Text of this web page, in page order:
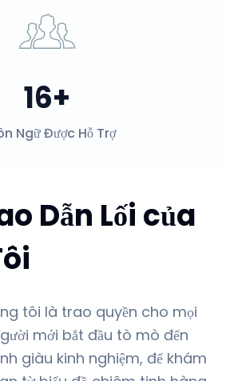
16+
Ngữ Được Hỗ Trợ
Dẫn Lối của
tôi là trao quyền cho mọi
mới bắt đầu tò mò đến
giàu kinh nghiệm, để khám